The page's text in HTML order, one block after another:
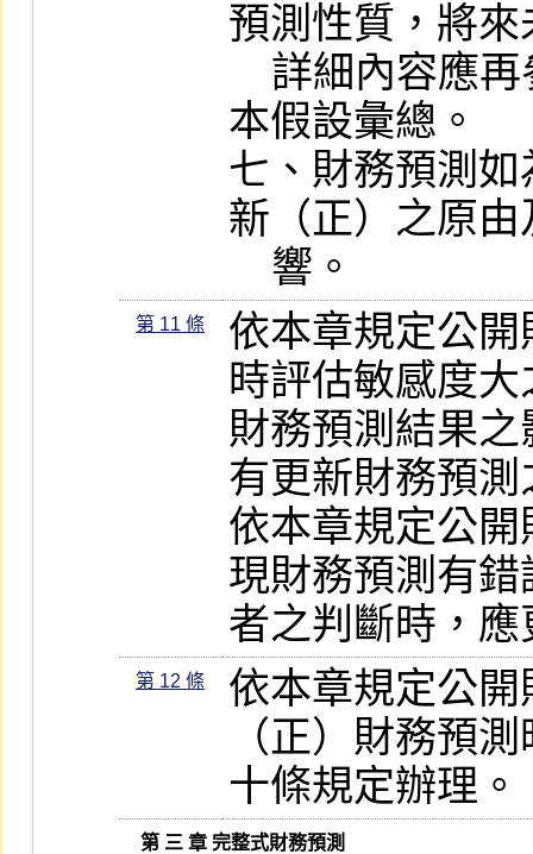
預測性質，將
本假設彙總。
七、財務預測
新（正）之原
    響。
第 11 條
依本章規定公
時評估敏感度
財務預測結果
有更新財務預測
依本章規定公
現財務預測有
者之判斷時，
第 12 條
依本章規定公
（正）財務預
十條規定辦理。
   第 三 章 完整式財務預測